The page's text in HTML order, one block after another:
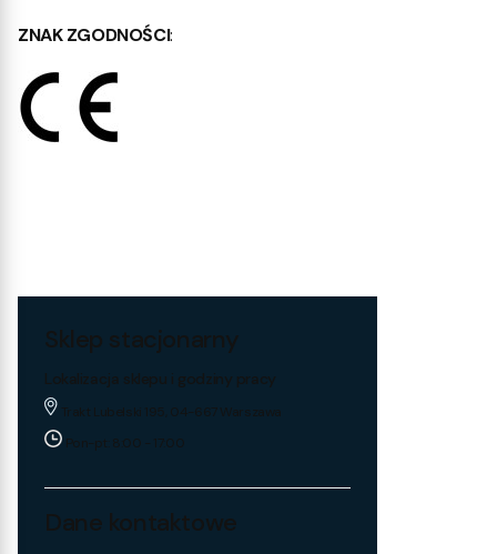
ZNAK ZGODNOŚCI:
Sklep stacjonarny
Lokalizacja sklepu i godziny pracy
Trakt Lubelski 195, 04-667 Warszawa
Pon-pt: 8:00 - 17:00
Dane kontaktowe